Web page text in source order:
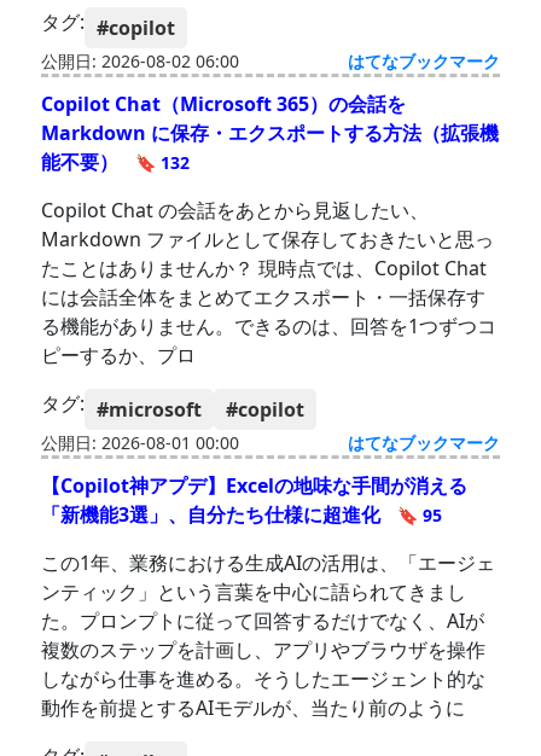
タグ: #copilot
公開日: 2026-08-02 06:00 はてなブックマーク
Copilot Chat（Microsoft 365）の会話を
Markdown に保存・エクスポートする方法（拡張機
能不要）
🔖 132
Copilot Chat の会話をあとから見返したい、
Markdown ファイルとして保存しておきたいと思っ
たことはありませんか？ 現時点では、Copilot Chat
には会話全体をまとめてエクスポート・一括保存す
る機能がありません。できるのは、回答を1つずつコ
ピーするか、プロ
タグ: #microsoft #copilot
公開日: 2026-08-01 00:00 はてなブックマーク
【Copilot神アプデ】Excelの地味な手間が消える
「新機能3選」、自分たち仕様に超進化
🔖 95
この1年、業務における生成AIの活用は、「エージェ
ンティック」という言葉を中心に語られてきまし
た。プロンプトに従って回答するだけでなく、AIが
複数のステップを計画し、アプリやブラウザを操作
しながら仕事を進める。そうしたエージェント的な
動作を前提とするAIモデルが、当たり前のように